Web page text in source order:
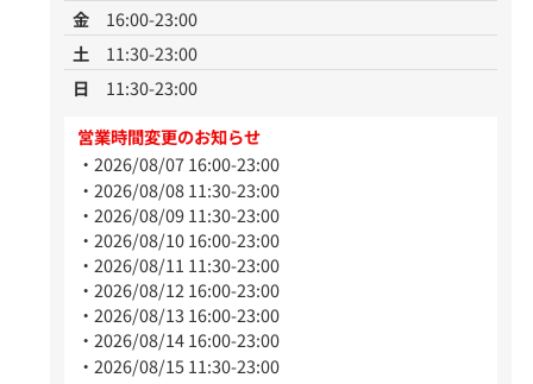
金
16:00-23:00
土
11:30-23:00
日
11:30-23:00
営業時間変更のお知らせ
2026/08/07 16:00-23:00
2026/08/08 11:30-23:00
2026/08/09 11:30-23:00
2026/08/10 16:00-23:00
2026/08/11 11:30-23:00
2026/08/12 16:00-23:00
2026/08/13 16:00-23:00
2026/08/14 16:00-23:00
2026/08/15 11:30-23:00